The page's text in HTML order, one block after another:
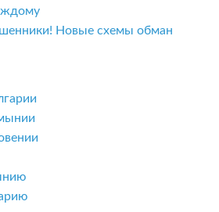
Новые схемы обман